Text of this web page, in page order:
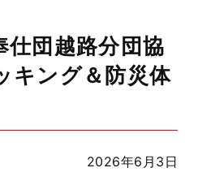
仕団越路分団協
キング＆防災体
2026年6月3日